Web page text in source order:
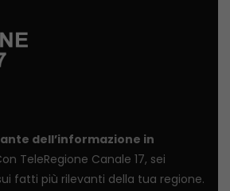
dell’informazione in
TeleRegione Canale 17, sei
fatti più rilevanti della tua regione.